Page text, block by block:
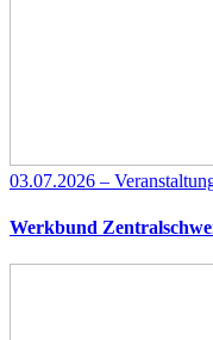
03.07.2026 –
Werkbund